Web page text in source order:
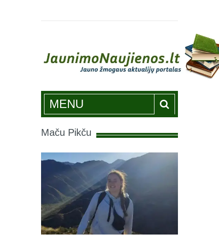
Jaunimonaujienos.lt
MENU
Maču Pikču